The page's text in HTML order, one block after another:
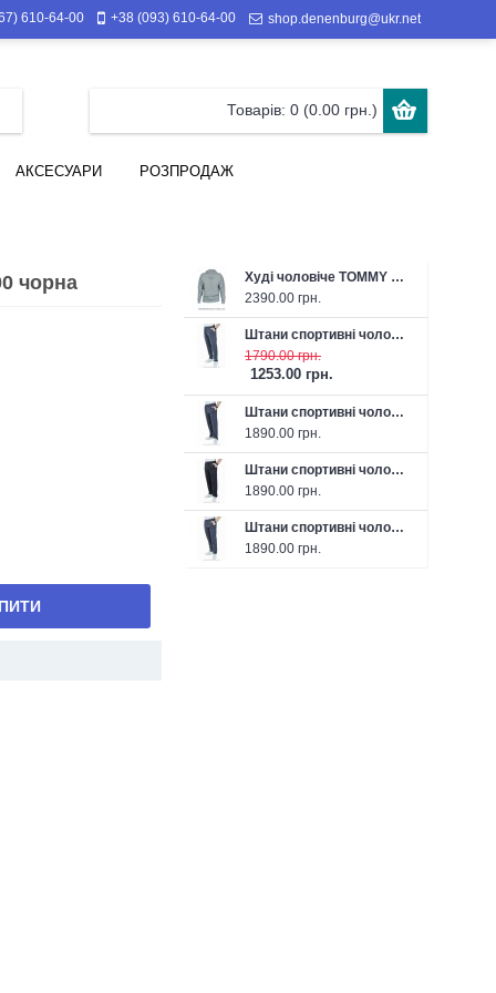
610-64-00 +38 (093) 610-64-00 shop.denenburg@ukr.net
Товарів: 0 (0.00 грн.)
АКСЕСУАРИ РОЗПРОДАЖ
Худі чоловіче TOMMY HILFIGER 26-J3152-036 сіре
2390.00 грн.
Штани спортивні чоловічі літні FABREGAS 26-F1315P 43 темно-сірі
1790.00 грн.
1253.00 грн.
Штани спортивні чоловічі FABREGAS 26-F1319P темно-сірі
1890.00 грн.
Штани спортивні чоловічі FABREGAS 26-F1319P чорні
1890.00 грн.
Штани спортивні чоловічі FABREGAS 26-F1302P темно-сірі
1890.00 грн.
чорна